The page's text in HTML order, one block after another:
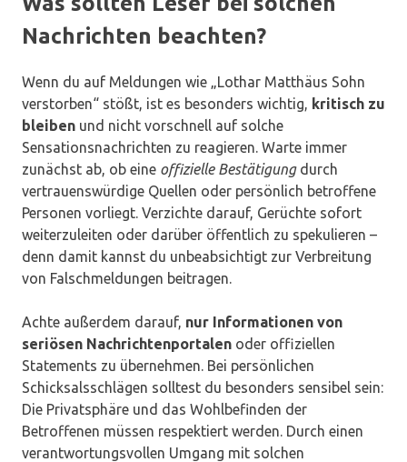
Nachrichten beachten?
Wenn du auf Meldungen wie „Lothar Matthäus Sohn
verstorben“ stößt, ist es besonders wichtig, kritisch zu
bleiben und nicht vorschnell auf solche
Sensationsnachrichten zu reagieren. Warte immer
zunächst ab, ob eine offizielle Bestätigungdurch
vertrauenswürdige Quellen oder persönlich betroffene
Personen vorliegt. Verzichte darauf, Gerüchte sofort
weiterzuleiten oder darüber öffentlich zu spekulieren –
denn damit kannst du unbeabsichtigt zur Verbreitung
von Falschmeldungen beitragen.
Achte außerdem darauf, nur Informationen von
seriösen Nachrichtenportalen oder offiziellen
Statements zu übernehmen. Bei persönlichen
Schicksalsschlägen solltest du besonders sensibel sein:
Die Privatsphäre und das Wohlbefinden der
Betroffenen müssen respektiert werden. Durch einen
verantwortungsvollen Umgang mit solchen